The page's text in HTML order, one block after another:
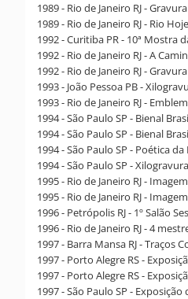
1989 - Rio de Janeiro RJ -
1989 - Rio de Janeiro RJ - Rio
1992 - Curitiba PR - 10ª
1992 - Rio de Janeiro RJ - A
1992 - Rio de Janeiro RJ -
1993 - João Pessoa PB -
1993 - Rio de Janeiro RJ -
1994 - São Paulo SP - Bienal
1994 - São Paulo SP - Bienal
1994 - São Paulo SP - Poética
1994 - São Paulo SP -
1995 - Rio de Janeiro RJ -
1995 - Rio de Janeiro RJ -
1996 - Petrópolis RJ - 1º Salão
1996 - Rio de Janeiro RJ - 4
1997 - Barra Mansa RJ -
1997 - Porto Alegre RS -
1997 - Porto Alegre RS -
1997 - São Paulo SP -